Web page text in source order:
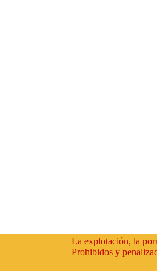
La explotación, la
Prohibidos y